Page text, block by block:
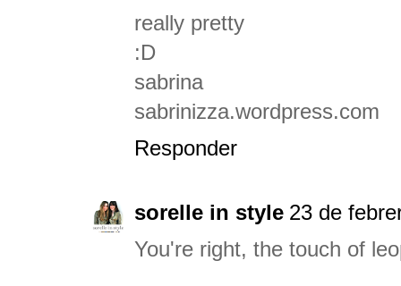
really pretty
:D
sabrina
sabrinizza.wordpress.com
Responder
sorelle in style 23 de
You're right, the touch of